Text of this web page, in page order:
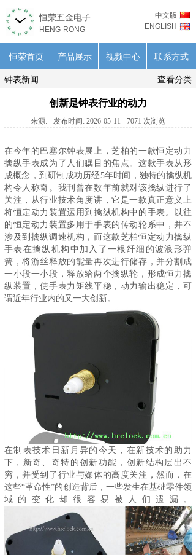
中文版
ENGLISH
恒荣五金电子
HENG-RONG
恒荣首页 产品展示 视频中心 联系方式
查看分类
钟表新闻
创新是钟表行业的动力
来源: 发布时间: 2026-05-11 7071 次浏览
在今年的巴塞尔钟表展上，芝柏的一款恒定动力
擒纵手表成为了人们瞩目的焦点。这款手表从形
成概念，到研制成功历经5年时间，独特的擒纵机
构令人称奇。我刊曾在数年前就对该擒纵进行了
关注，从行业技术角度讲，它是一款真正意义上
将恒定动力装置运用到擒纵机构中的手表。以往
的恒定动力装置多用于手表的传动轮系中，并不
涉及到擒纵调速机构，而这款芝柏恒定动力擒纵
手表在擒纵机构中加入了一根纤细的波浪形弹
簧，将游丝释放的能量再次进行储存，并分割成
一小段一小段，释放给两个擒纵轮，形成恒力擒
纵装置，使手表力矩线平稳，动力输出稳定，可
谓近年行业内的又一大创新。
在制表技术日新月异的今天，在新技术的助力
下，新奇、奇特的创新功能，创新结构层出不
穷，并受到了行业与媒体的高度关注，然而，在
这些“革命性”的创造背后，一些发生在基础零件领
域的变化却很容易被人们遗漏。